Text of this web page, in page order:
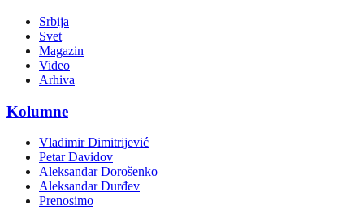
Srbija
Svet
Magazin
Video
Arhiva
Kolumne
Vladimir Dimitrijević
Petar Davidov
Aleksandar Dorošenko
Aleksandar Đurđev
Prenosimo